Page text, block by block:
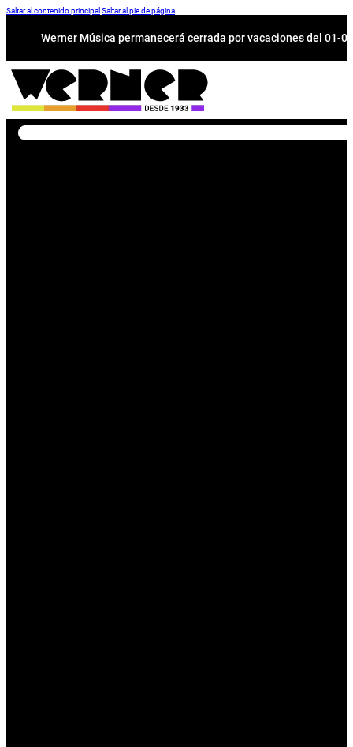
Saltar al contenido principal Saltar al pie de página
Werner Música permanecerá cerrada por vacaciones del 01-
Buscar